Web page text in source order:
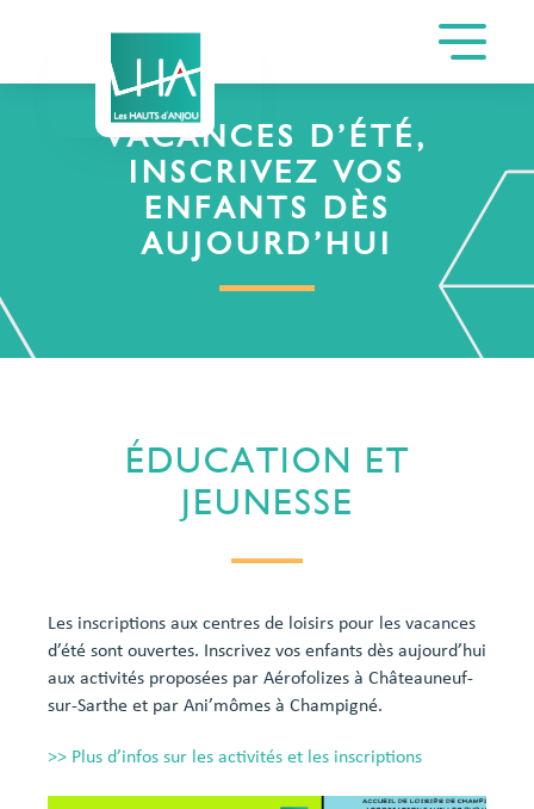
VACANCES D’ÉTÉ,
INSCRIVEZ VOS
ENFANTS DÈS
AUJOURD’HUI
ÉDUCATION ET
JEUNESSE
Les inscriptions aux centres de loisirs pour les vacances
d’été sont ouvertes. Inscrivez vos enfants dès aujourd’hui
aux activités proposées par Aérofolizes à Châteauneuf-
sur-Sarthe et par Ani’mômes à Champigné.
>> Plus d’infos sur les activités et les inscriptions